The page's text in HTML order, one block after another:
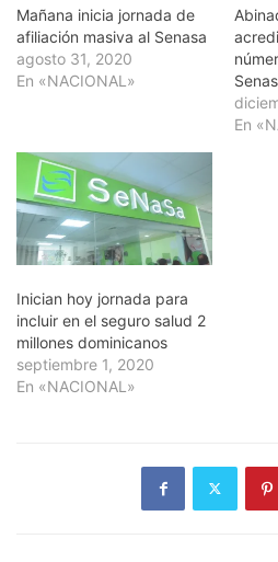
Mañana inicia jornada de
afiliación masiva al Senasa
agosto 31, 2020
En «NACIONAL»
En
Inician hoy jornada para
incluir en el seguro salud 2
millones dominicanos
septiembre 1, 2020
En «NACIONAL»